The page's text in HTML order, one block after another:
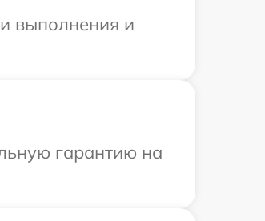
выполнения и
гарантию на